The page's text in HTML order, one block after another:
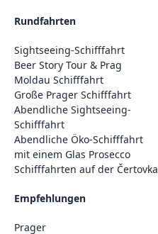
Rundfahrten
Sightseeing-Schifffahrt
Beer Story Tour & Prag
Moldau Schifffahrt
Große Prager Schifffahrt
Abendliche Sightseeing-
Schifffahrt
Abendliche Öko-Schifffahrt
mit einem Glas Prosecco
Schifffahrten auf der Čertovka
Empfehlungen
Prager